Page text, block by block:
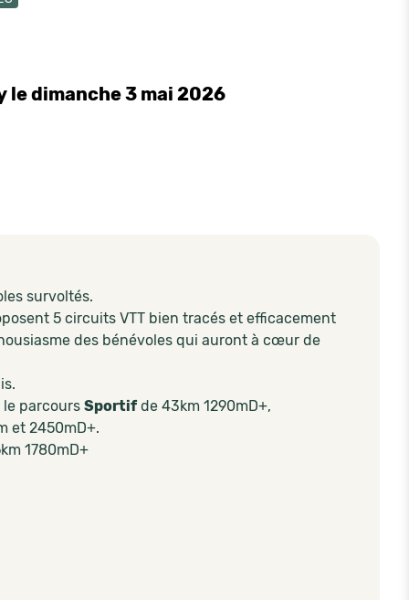
le dimanche 3 mai 2026
survoltés.
5 circuits VTT bien tracés et efficacement
des bénévoles qui auront à cœur de
parcours Sportifde 43km 1290mD+,
et 2450mD+.
1780mD+